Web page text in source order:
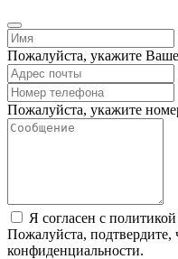
Пожалуйста, укажите
Пожалуйста, укажите
Я согласен с
Пожалуйста, подтвердите,
конфиденциальности.